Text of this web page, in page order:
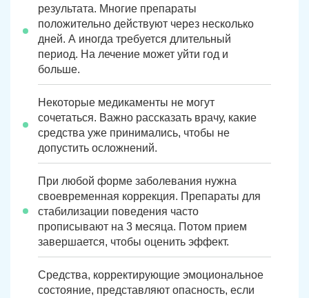
результата. Многие препараты
положительно действуют через несколько
дней. А иногда требуется длительный
период. На лечение может уйти год и
больше.
Некоторые медикаменты не могут
сочетаться. Важно рассказать врачу, какие
средства уже принимались, чтобы не
допустить осложнений.
При любой форме заболевания нужна
своевременная коррекция. Препараты для
стабилизации поведения часто
прописывают на 3 месяца. Потом прием
завершается, чтобы оценить эффект.
Средства, корректирующие эмоциональное
состояние, представляют опасность, если